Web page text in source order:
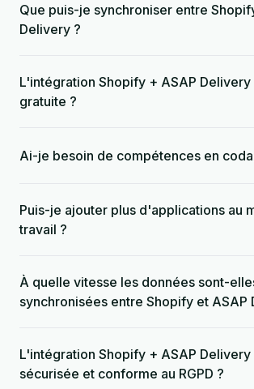
Que puis-je synchroniser entre
Delivery ?
L'intégration Shopify + ASAP
gratuite ?
Ai-je besoin de compétences en
Puis-je ajouter plus d'applications au
travail ?
À quelle vitesse les données sont-
synchronisées entre Shopify et ASAP
L'intégration Shopify + ASAP
sécurisée et conforme au RGPD ?